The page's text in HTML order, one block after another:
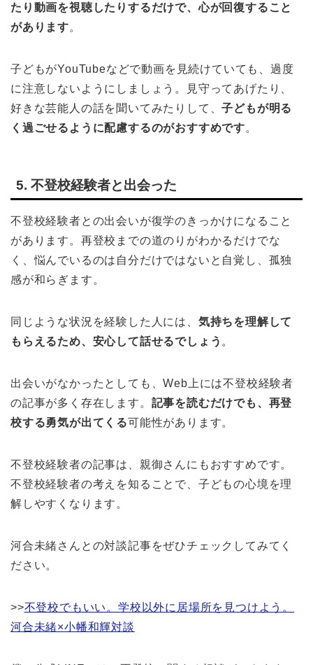
たり動画を視聴したりするだけで、心が回復すること
があります。
子どもがYouTubeなどで動画を見続けていても、過度
に注意しないようにしましょう。見守ってあげたり、
好きな芸能人の話を聞いてみたりして、子どもが明る
く過ごせるように配慮するのがおすすめです。
5. 不登校経験者と出会った
不登校経験者との出会いが復学のきっかけになること
があります。再登校までの道のりがわかるだけでな
く、悩んでいるのは自分だけではないと自覚し、孤独
感が和らぎます。
同じような状況を経験した人には、 気持ちを理解して
もらえるため、安心して話せるでしょう 。
出会いがなかったとしても、Web上には不登校経験者
の記事が多く存在します。 記事を読むだけでも、再登
校する勇気が出てくる可能性があります。
不登校経験者の記事は、親御さんにもおすすめです。
不登校経験者の考えを知ることで、子どもの心境を理
解しやすくなります。
河合未緒さんとの対談記事をぜひチェックしてみてく
ださい。
>>不登校でもいい。学校以外に居場所を見つけよう。
河合未緒×小幡和輝対談